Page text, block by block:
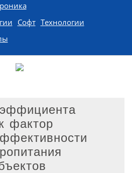
Софт Технологии
фактор